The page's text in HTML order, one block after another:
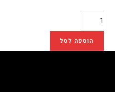
הוספה לסל